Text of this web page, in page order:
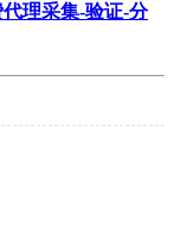
理采集-验证-分